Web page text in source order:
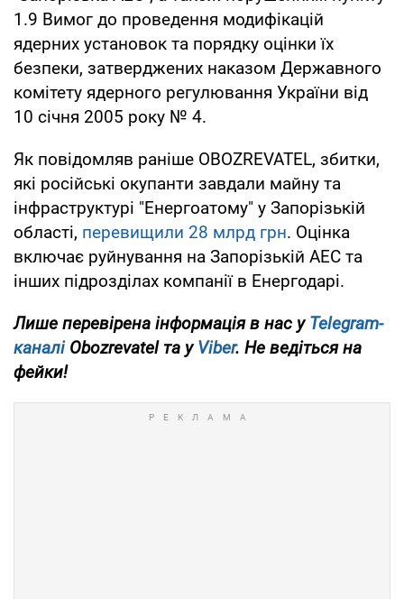
1.9 Вимог до проведення модифікацій
ядерних установок та порядку оцінки їх
безпеки, затверджених наказом Державного
комітету ядерного регулювання України від
10 січня 2005 року № 4.
Як повідомляв раніше OBOZREVATEL, збитки,
які російські окупанти завдали майну та
інфраструктурі "Енергоатому" у Запорізькій
області, перевищили 28 млрд грн. Оцінка
включає руйнування на Запорізькій АЕС та
інших підрозділах компанії в Енергодарі.
Лише перевірена інформація в нас уTelegram-
каналіObozrevatel та уViber. Не ведіться на
фейки!